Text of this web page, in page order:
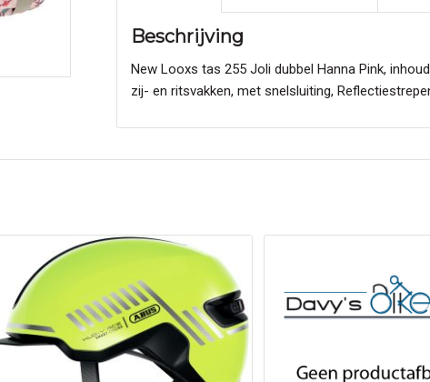
Beschrijving
New Looxs tas 255 Joli dubbel Hanna Pink,
zij- en ritsvakken, met snelsluiting,